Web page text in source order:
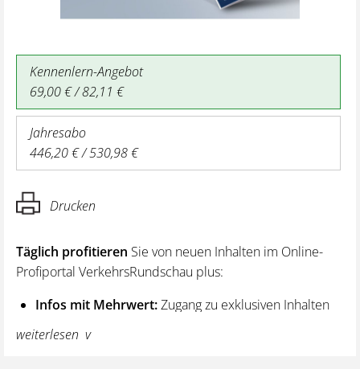
Kennenlern-Angebot
69,00 € / 82,11 €
Jahresabo
446,20 € / 530,98 €
Drucken
Täglich profitieren Sie von neuen Inhalten im Online-
Profiportal VerkehrsRundschau plus:
Infos mit Mehrwert:Zugang zu exklusiven Inhalten
und Hintergrundwissen – von aktuellen Regelungen
wie z. B. bei den Lenk- und Ruhezeiten,
weiterlesen